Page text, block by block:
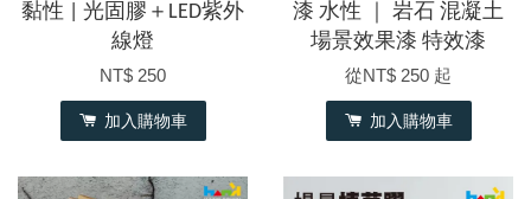
黏性 | 光固膠＋LED紫外
線燈
NT$ 250
加入購物車
漆 水性 ｜ 岩石 混凝土
場景效果漆 特效漆
從NT$ 250 起
加入購物車